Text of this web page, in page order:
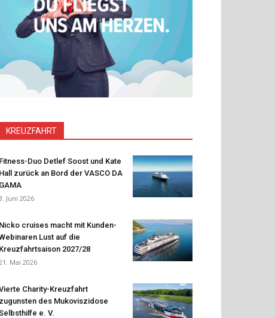
KREUZFAHRT
Fitness-Duo Detlef Soost und Kate
Hall zurück an Bord der VASCO DA
GAMA
Juni 2026
Nicko cruises macht mit Kunden-
Lust auf die
Kreuzfahrtsaison 2027/28
Mai 2026
Charity-Kreuzfahrt
zugunsten des Mukoviszidose
e. V.